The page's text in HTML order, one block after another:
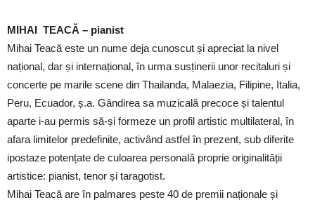
MIHAI TEACĂ – pianist
Mihai Teacă este un nume deja cunoscut și apreciat la nivel
național, dar și internațional, în urma susținerii unor recitaluri și
concerte pe marile scene din Thailanda, Malaezia, Filipine, Italia,
Peru, Ecuador, ș.a. Gândirea sa muzicală precoce și talentul
aparte i-au permis să-și formeze un profil artistic multilateral, în
afara limitelor predefinite, activând astfel în prezent, sub diferite
ipostaze potențate de culoarea personală proprie originalității
artistice: pianist, tenor și taragotist.
Mihai Teacă are în palmares peste 40 de premii naționale și